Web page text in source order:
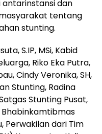
dan
tentang
stunting.
S.IP, MSi, Kabid
Riko Eka Putra,
Cindy Veronika, SH,
Stunting, Radina
Stunting Pusat,
Bhabinkamtibmas
Perwakilan dari Tim